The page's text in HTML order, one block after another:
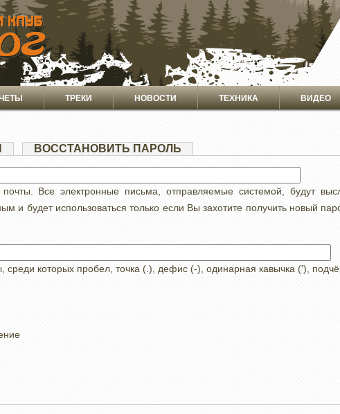
ТРЕКИ НОВОСТИ ТЕХНИКА ВИДЕО
(АКТИВНАЯ
ВОССТАНОВИТЬ ПАРОЛЬ
почты. Все электронные письма, отправляемые системой, будут
и будет использоваться только если Вы захотите получить новый
среди которых пробел, точка (.), дефис (-), одинарная кавычка ('),